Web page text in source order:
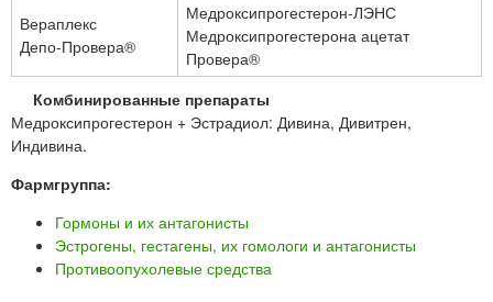
Вераплекс
Депо-Провера®
Медроксипрогестерон-ЛЭНС
Медроксипрогестерона ацетат
Провера®
Комбинированные препараты
Медроксипрогестерон + Эстрадиол: Дивина, Дивитрен,
Индивина.
Фармгруппа:
Гормоны и их антагонисты
Эстрогены, гестагены, их гомологи и антагонисты
Противоопухолевые средства